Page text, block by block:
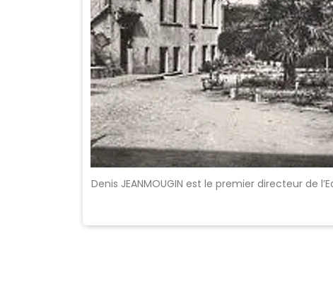
Denis JEANMOUGIN est le premier directeur de